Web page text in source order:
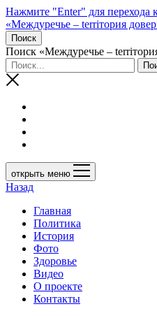
Нажмите "Enter" для перехода
«Междуречье – terriтория
Поиск
Поиск «Междуречье –
открыть меню
Назад
Главная
Политика
История
Фото
Здоровье
Видео
О проекте
Контакты